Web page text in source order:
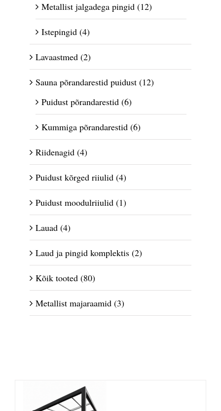
Metallist jalgadega pingid (12)
Istepingid (4)
Lavaastmed (2)
Sauna põrandarestid puidust (12)
Puidust põrandarestid (6)
Kummiga põrandarestid (6)
Riidenagid (4)
Puidust kõrged riiulid (4)
Puidust moodulriiulid (1)
Lauad (4)
Laud ja pingid komplektis (2)
Kõik tooted (80)
Metallist majaraamid (3)